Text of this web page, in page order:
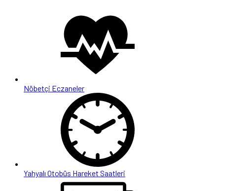
Nöbetçi Eczaneler
Yahyalı Otobüs Hareket Saatleri